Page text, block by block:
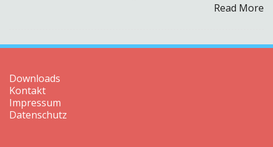
Read More
Downloads
Kontakt
Impressum
Datenschutz